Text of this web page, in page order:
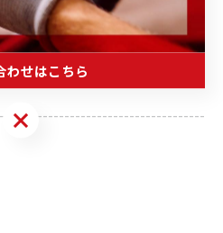
元町２８７ー１
お問い合わせ）
わせはこちら
わせはこちら